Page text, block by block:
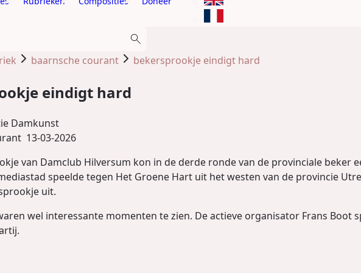
baarnsche courant bekersprookje eindigt hard
eindigt hard
Damkunst
13-03-2026
van Damclub Hilversum kon in de derde ronde van de provinciale beker
speelde tegen Het Groene Hart uit het westen van de provincie
uit.
wel interessante momenten te zien. De actieve organisator Frans Boot